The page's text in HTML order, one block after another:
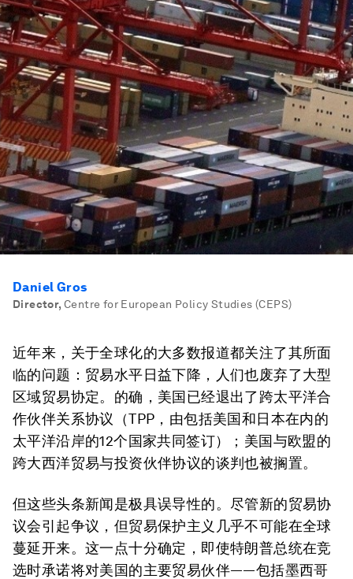
Daniel Gros
Director, Centre for European Policy Studies (CEPS)
近年来，关于全球化的大多数报道都关注了其所面
临的问题：贸易水平日益下降，人们也废弃了大型
区域贸易协定。的确，美国已经退出了跨太平洋合
作伙伴关系协议（TPP，由包括美国和日本在内的
太平洋沿岸的12个国家共同签订）；美国与欧盟的
跨大西洋贸易与投资伙伴协议的谈判也被搁置。
但这些头条新闻是极具误导性的。尽管新的贸易协
议会引起争议，但贸易保护主义几乎不可能在全球
蔓延开来。这一点十分确定，即使特朗普总统在竞
选时承诺将对美国的主要贸易伙伴——包括墨西哥